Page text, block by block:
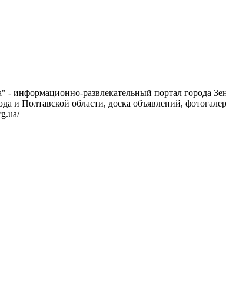
- информационно-развлекательный портал города
и Полтавской области, доска объявлений,